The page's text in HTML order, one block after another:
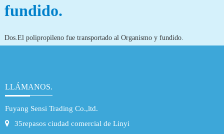
fundido.
Dos.El polipropileno fue transportado al Organismo y fundido.
LLÁMANOS.
Fuyang Sensi Trading Co.,ltd.
35repasos ciudad comercial de Linyi